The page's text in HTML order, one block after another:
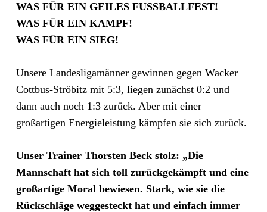
WAS FÜR EIN GEILES FUSSBALLFEST!
WAS FÜR EIN KAMPF!
WAS FÜR EIN SIEG!
Unsere Landesligamänner gewinnen gegen Wacker
Cottbus-Ströbitz mit 5:3, liegen zunächst 0:2 und
dann auch noch 1:3 zurück. Aber mit einer
großartigen Energieleistung kämpfen sie sich zurück.
Unser Trainer Thorsten Beck stolz: „Die
Mannschaft hat sich toll zurückgekämpft und eine
großartige Moral bewiesen. Stark, wie sie die
Rückschläge weggesteckt hat und einfach immer